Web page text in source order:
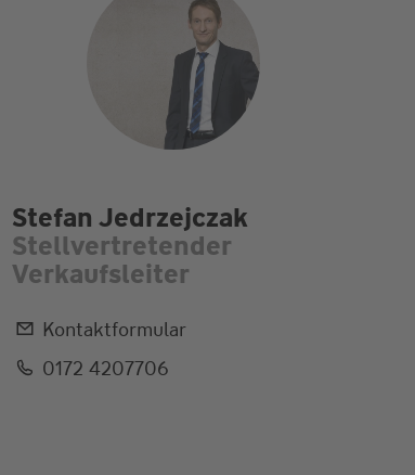
Stefan Jedrzejczak
Stellvertretender
Verkaufsleiter
Kontaktformular
0172 4207706